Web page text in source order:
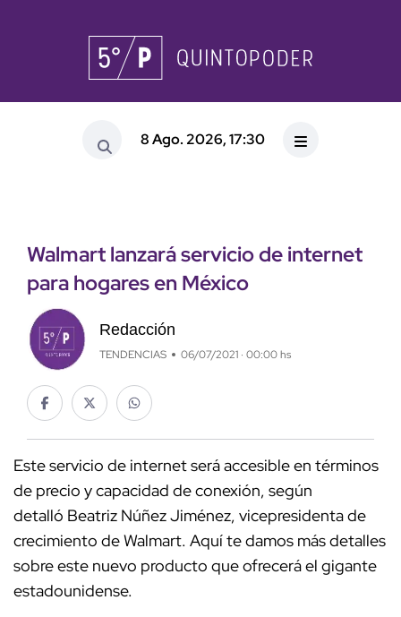
8 Ago. 2026, 17:30
Walmart lanzará servicio de internet
para hogares en México
Redacción
TENDENCIAS 06/07/2021 · 00:00 hs
Este servicio de internet será accesible en términos
de precio y capacidad de conexión, según
detalló Beatriz Núñez Jiménez, vicepresidenta de
crecimiento de Walmart. Aquí te damos más detalles
sobre este nuevo producto que ofrecerá el gigante
estadounidense.